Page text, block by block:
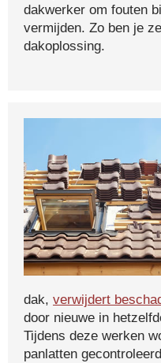
dakwerker om fouten
vermijden. Zo ben je
dakoplossing.
dak, verwijdert
door nieuwe in
Tijdens deze werken
panlatten